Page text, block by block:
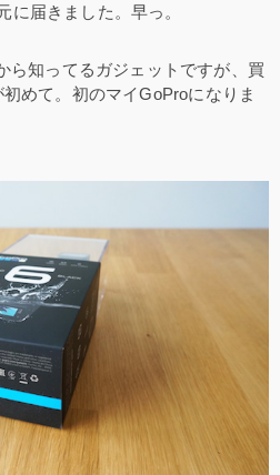
に届きました。早っ。
ら知ってるガジェットですが、買
めて。初のマイGoProになりま